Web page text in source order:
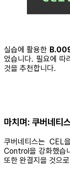
실습에 활용한
었습니다. 필요에 따
것을 추천합니다.
마치며: 쿠버네티
쿠버네티스는 CEL
Control을 강화했습
또한 완결지을 것으